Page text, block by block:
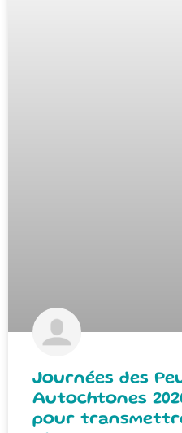
Journées des
Autochtones
pour